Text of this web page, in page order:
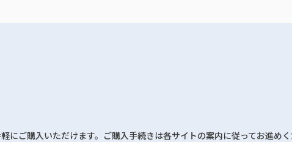
にご購入いただけます。ご購入手続きは各サイトの案内に従ってお進め